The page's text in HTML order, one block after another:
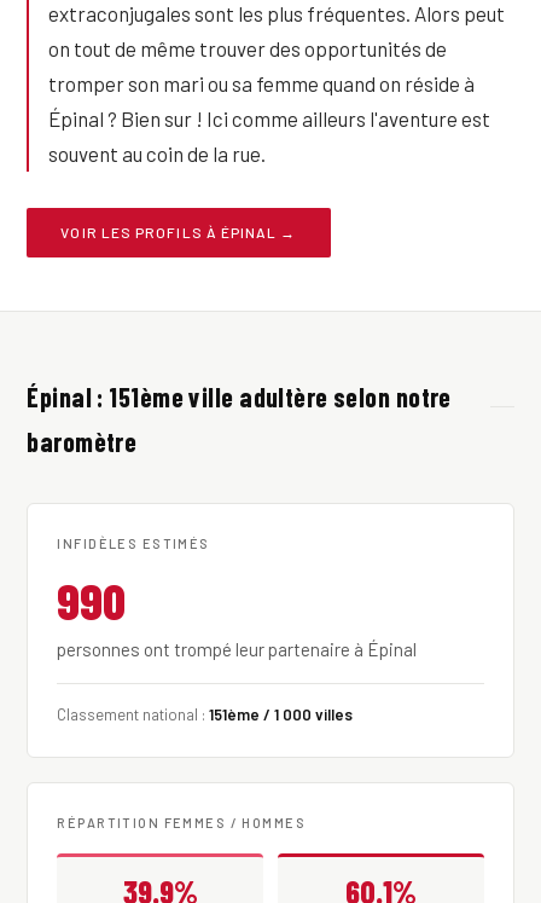
extraconjugales sont les plus fréquentes. Alors peut
on tout de même trouver des opportunités de
tromper son mari ou sa femme quand on réside à
Épinal ? Bien sur ! Ici comme ailleurs l'aventure est
souvent au coin de la rue.
VOIR LES PROFILS À ÉPINAL →
Épinal : 151ème ville adultère selon notre
baromètre
INFIDÈLES ESTIMÉS
990
personnes ont trompé leur partenaire à Épinal
Classement national :151ème / 1 000 villes
RÉPARTITION FEMMES / HOMMES
39.9% 60.1%